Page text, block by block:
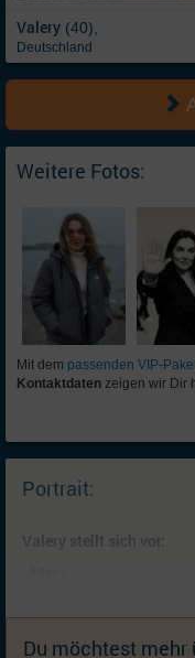
Valery (40),
Deutschland
Weitere Fotos:
Mit dem passenden VIP-
Kontaktdaten zeigen wir Dir
Portrait:
Valery stellt sich vor:
Kinder:
ein
Du möchtest mehr